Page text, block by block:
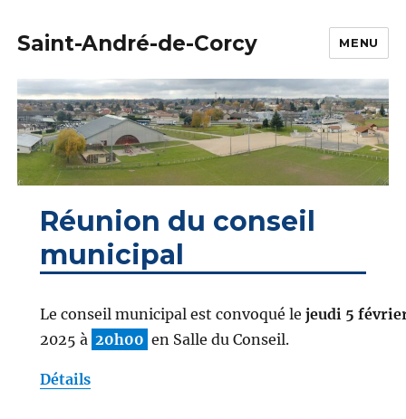
Saint-André-de-Corcy MENU
Réunion du conseil
municipal
Le conseil municipal est convoqué le jeudi 5
2025 à 20h00 en Salle du Conseil.
Détails